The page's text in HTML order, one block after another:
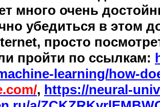
много очень
убедиться в этом
просто
пройти по ссылкам:
learning/how-
, https://neural-